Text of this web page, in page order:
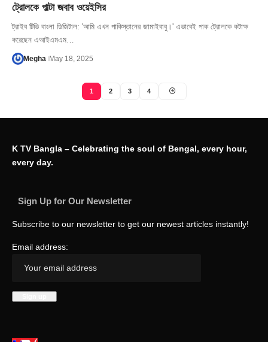
ট্রোলকে পাল্টা জবাব ওয়েইসির
ট্রাইব টিভি বাংলা ডিজিটাল: 'আমি এখন পাকিস্তানের জামাইবাবু।' এভাবেই পাক ট্রোলকে কটাক্ষ
করেছেন এআইএমএম…
Megha May 18, 2025
1 2 3 4
K TV Bangla – Celebrating the soul of Bengal, every hour,
every day.
Sign Up for Our Newsletter
Subscribe to our newsletter to get our newest articles instantly!
Email address: